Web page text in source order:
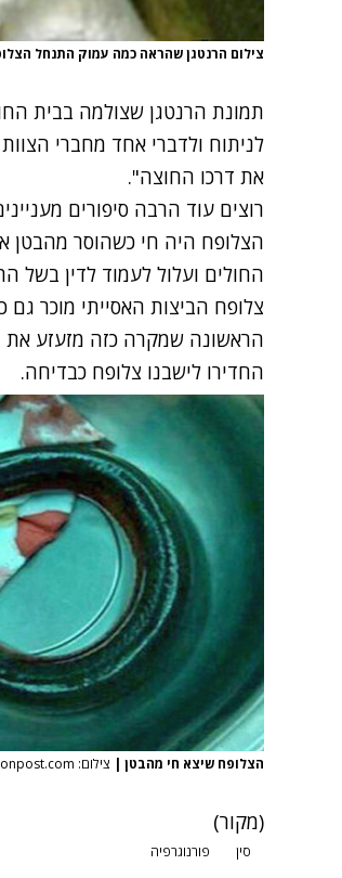
צילום הרנטגן שהראה כמה עמוק התנחל
תמונת הרנטגן שצולמה בבית
לניתוח ולדברי אחד מחברי
את דרכו החוצה".
רוצים עוד הרבה סיפורים
הצלופח היה חי כשהוסר מהבטן
החולים ועלול לעמוד לדין בשל
צלופח הביצות האסייתי מוכר גם
החדירו לישבנו צלופח כבדיחה.
הצלופח שיצא חי מהבטן | צילום: huffingtonpost.com
(מקור)
סין פורנוגרפיה